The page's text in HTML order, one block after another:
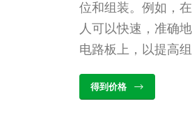
位和组装。例如，
人可以快速，准确
电路板上，以提高
得到价格